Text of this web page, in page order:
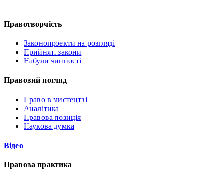
Правотворчість
Законопроекти на розгляді
Прийняті закони
Набули чинності
Правовий погляд
Право в мистецтві
Аналітика
Правова позиція
Наукова думка
Відео
Правова практика